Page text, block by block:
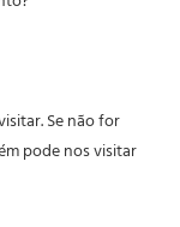
pode nos visitar